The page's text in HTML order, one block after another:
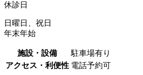
休診日
日曜日、祝日
年末年始
施設・設備
駐車場有り
アクセス・利便性 電話予約可